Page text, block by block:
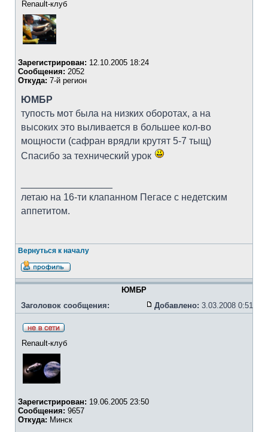
Renault-клуб
Зарегистрирован: 12.10.2005 18:24
Сообщения: 2052
Откуда: 7-й регион
ЮМБР
тупость мот была на низких оборотах, а на
высоких это выливается в большее кол-во
мощности (сафран врядли крутят 5-7 тыщ)
Спасибо за технический урок
летаю на 16-ти клапанном Пегасе с недетским
аппетитом.
Вернуться к началу
ЮМБР
Заголовок сообщения:
Добавлено: 3.03.2008 0:51
Renault-клуб
Зарегистрирован: 19.06.2005 23:50
Сообщения: 9657
Откуда: Минск